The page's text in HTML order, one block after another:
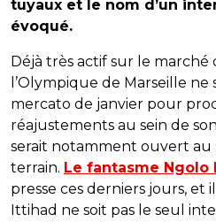
tuyaux et le nom d’un
évoqué.
Déjà très actif sur le marché
l’Olympique de Marseille
mercato de janvier pour
réajustements au sein de
serait notamment ouvert
terrain. Le fantasme
presse ces derniers jours, et
Ittihad ne soit pas le seul